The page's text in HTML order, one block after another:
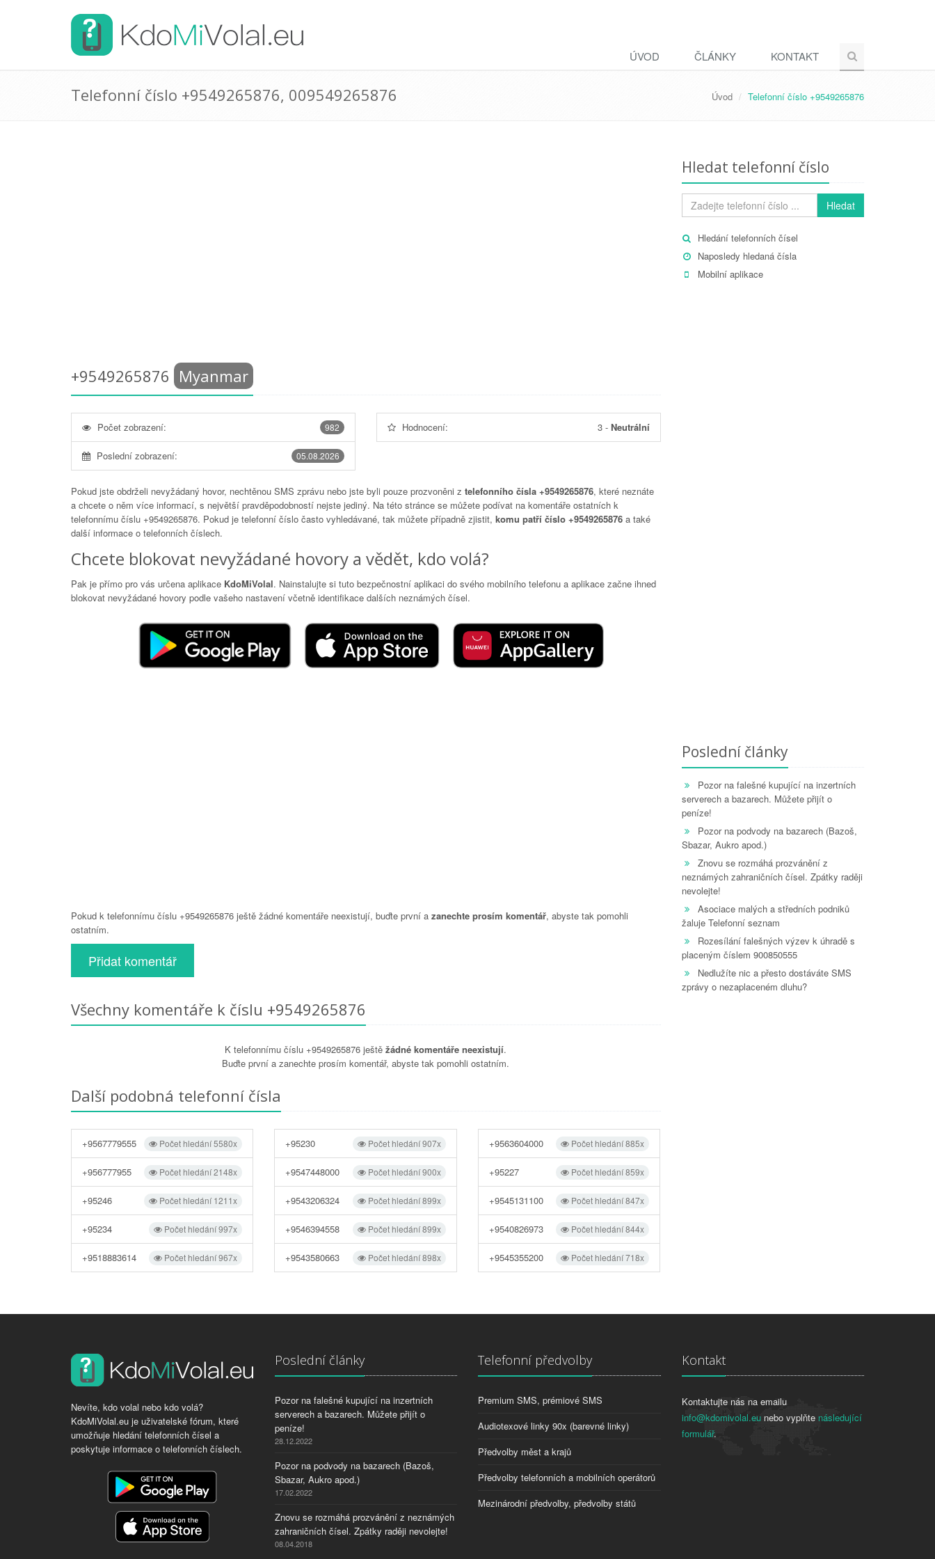
ÚVOD ČLÁNKY KONTAKT
Telefonní číslo +9549265876, 009549265876 Úvod Telefonní číslo +9549265876
+9549265876 Myanmar
982
Počet zobrazení:
05.08.2026
Poslední zobrazení:
Hodnocení: 3- Neutrální
Pokud jste obdrželi nevyžádaný hovor, nechtěnou SMS zprávu nebo jste byli pouze prozvoněni z telefonního čísla +9549265876, které neznáte
a chcete o něm více informací, s největší pravděpodobností nejste jediný. Na této stránce se můžete podívat na komentáře ostatních k
telefonnímu číslu +9549265876. Pokud je telefonní číslo často vyhledávané, tak můžete případně zjistit, komu patří číslo +9549265876 a také
další informace o telefonních číslech.
Chcete blokovat nevyžádané hovory a vědět, kdo volá?
Pak je přímo pro vás určena aplikace KdoMiVolal. Nainstalujte si tuto bezpečnostní aplikaci do svého mobilního telefonu a aplikace začne ihned
blokovat nevyžádané hovory podle vašeho nastavení včetně identifikace dalších neznámých čísel.
Pokud k telefonnímu číslu +9549265876 ještě žádné komentáře neexistují, buďte první a zanechte prosím komentář, abyste tak pomohli
ostatním.
Přidat komentář
Všechny komentáře k číslu +9549265876
K telefonnímu číslu +9549265876 ještěžádné komentáře neexistují.
Buďte první a zanechte prosím komentář, abyste tak pomohli ostatním.
Další podobná telefonní čísla
Počet hledání 5580x
+9567779555
Počet hledání 2148x
+956777955
Počet hledání 1211x
+95246
Počet hledání 997x
+95234
Počet hledání 967x
+9518883614
Počet hledání 907x
+95230
Počet hledání 900x
+9547448000
Počet hledání 899x
+9543206324
Počet hledání 899x
+9546394558
Počet hledání 898x
+9543580663
Počet hledání 885x
+9563604000
Počet hledání 859x
+95227
Počet hledání 847x
+9545131100
Počet hledání 844x
+9540826973
Počet hledání 718x
+9545355200
Hledat telefonní číslo
Hledat
Hledání telefonních čísel
Naposledy hledaná čísla
Mobilní aplikace
Poslední články
Pozor na falešné kupující na inzertních
serverech a bazarech. Můžete přijít o
peníze!
Pozor na podvody na bazarech (Bazoš,
Sbazar, Aukro apod.)
Znovu se rozmáhá prozvánění z
neznámých zahraničních čísel. Zpátky raději
nevolejte!
Asociace malých a středních podniků
žaluje Telefonní seznam
Rozesílání falešných výzev k úhradě s
placeným číslem 900850555
Nedlužíte nic a přesto dostáváte SMS
zprávy o nezaplaceném dluhu?
Nevíte, kdo volal nebo kdo volá?
KdoMiVolal.eu je uživatelské fórum, které
umožňuje hledání telefonních čísel a
poskytuje informace o telefonních číslech.
Poslední články
Pozor na falešné kupující na inzertních
serverech a bazarech. Můžete přijít o
peníze!
28.12.2022
Pozor na podvody na bazarech (Bazoš,
Sbazar, Aukro apod.)
17.02.2022
Znovu se rozmáhá prozvánění z neznámých
zahraničních čísel. Zpátky raději nevolejte!
08.04.2018
Telefonní předvolby
Premium SMS, prémiové SMS
Audiotexové linky 90x (barevné linky)
Předvolby měst a krajů
Předvolby telefonních a mobilních operátorů
Mezinárodní předvolby, předvolby států
Kontakt
Kontaktujte nás na emailu
info@kdomivolal.eunebo vyplňte následující
formulář.